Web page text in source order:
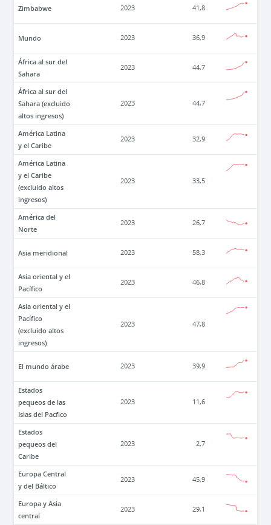
Zimbabwe 2023 41,8
Mundo 2023 36,9
África al sur del
Sahara
2023 44,7
África al sur del
Sahara (excluido
altos ingresos)
2023 44,7
América Latina
y el Caribe
2023 32,9
América Latina
y el Caribe
(excluido altos
ingresos)
2023 33,5
América del
Norte
2023 26,7
Asia meridional 2023 58,3
Asia oriental y el
Pacífico
2023 46,8
Asia oriental y el
Pacífico
(excluido altos
ingresos)
2023 47,8
El mundo árabe 2023 39,9
Estados
pequeos de las
Islas del Pacfico
2023 11,6
Estados
pequeos del
Caribe
2023 2,7
Europa Central
y del Báltico
2023 45,9
Europa y Asia
central
2023 29,1